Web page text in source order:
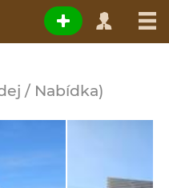
/ Nabídka)